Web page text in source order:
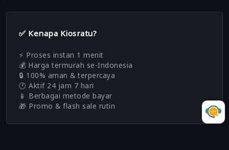
✅ Kenapa Kiosratu?
⚡ Proses instan 1 menit
💰 Harga termurah se-Indonesia
🔒 100% aman & terpercaya
🕐 Aktif 24 jam 7 hari
📱 Berbagai metode bayar
🎁 Promo & flash sale rutin